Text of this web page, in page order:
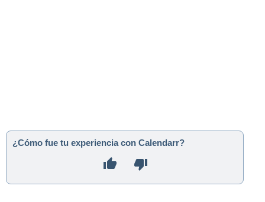
¿Cómo fue tu experiencia con Calendarr?